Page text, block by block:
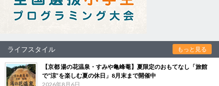
ライフスタイル もっと見る
【京都 湯の花温泉・すみや亀峰菴】夏限定のおもてなし「旅館
で“涼”を楽しむ夏の休日」8月末まで開催中
2026年8月6日